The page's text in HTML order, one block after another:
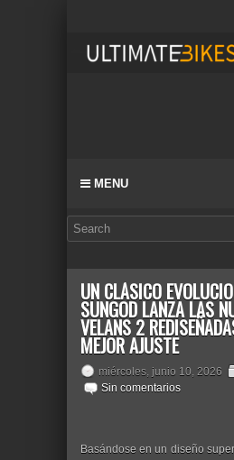
MENU
UN CLÁSICO
SUNGOD LANZA LAS
VELANS 2
MEJOR AJUSTE
miércoles, junio 10, 2026
Sin comentarios
Basándose en un diseño